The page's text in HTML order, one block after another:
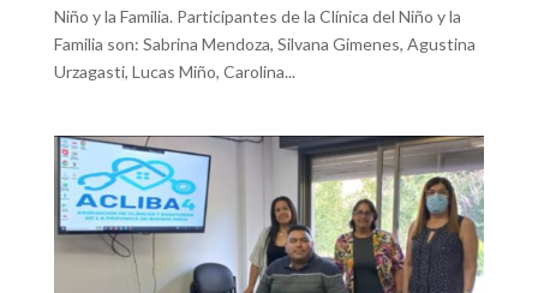
Niño y la Familia. Participantes de la Clínica del Niño y la
Familia son: Sabrina Mendoza, Silvana Gimenes, Agustina
Urzagasti, Lucas Miño, Carolina...